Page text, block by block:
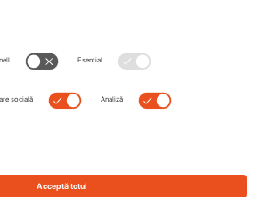
Max Mara Mon Cœur
Eyewear